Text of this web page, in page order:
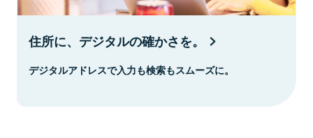
住所に、デジタルの確かさを。
デジタルアドレスで入力も検索もスムーズに。